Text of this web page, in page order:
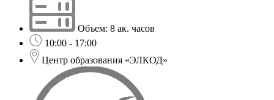
Объем: 8 ак. часов
10:00 - 17:00
Центр образования «ЭЛКОД»